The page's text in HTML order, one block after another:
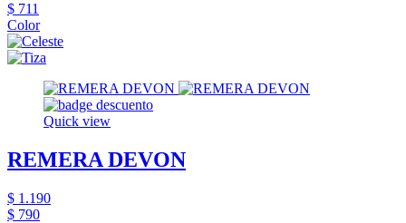
$ 711
Color
Quick view
REMERA DEVON
$ 1.190
$ 790